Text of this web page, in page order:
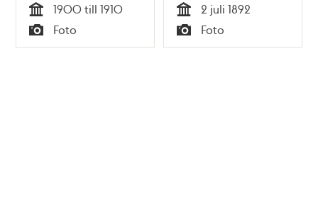
Tid
1900 till 1910
Typ
Foto Tid
2 juli 1892
Typ
Foto